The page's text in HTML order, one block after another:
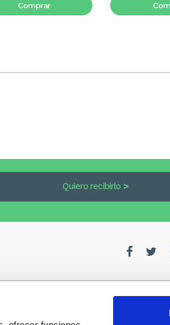
Comprar
Quiero recibirlo